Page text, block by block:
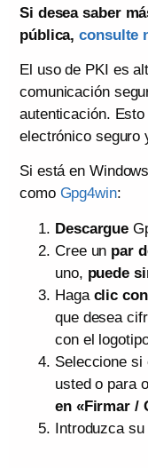
Si desea saber
pública,consulte
El uso de PKI es
comunicación
autenticación.
electrónico seguro
Si está en
como Gpg4win:
Descargue
Cree un par
uno, puede
Haga clic
que desea
con el
Seleccione si
usted o para
en «Firmar /
Introduzca su